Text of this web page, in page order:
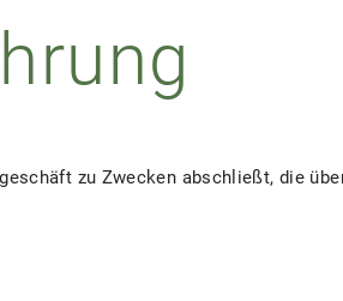
zu Zwecken abschließt, die